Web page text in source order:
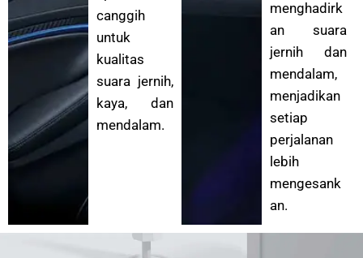
canggih
untuk
kualitas
suara jernih,
kaya, dan
mendalam.
menghadirk
an suara
jernih dan
mendalam,
menjadikan
setiap
perjalanan
lebih
mengesank
an.